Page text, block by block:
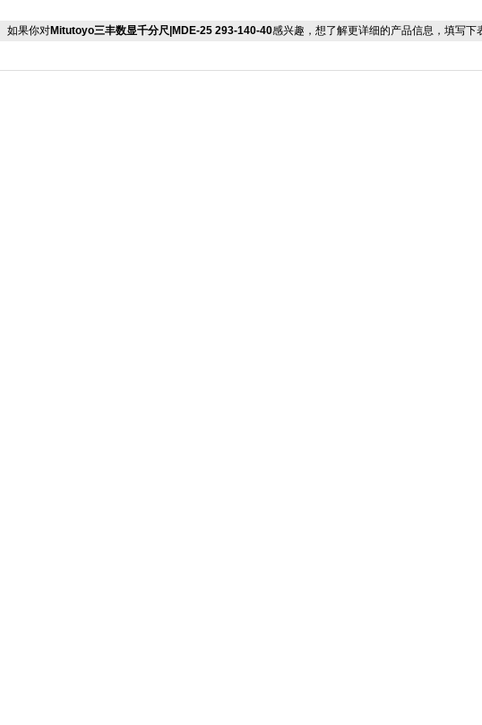
如果你对Mitutoyo三丰数显千分尺|MDE-25 293-140-40感兴趣，想了解更详细的产品信息，填写下